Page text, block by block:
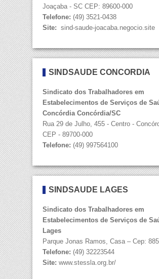
Joaçaba - SC CEP: 89600-000
Telefone: ​​(49) 3521-0438
Site: ​​ sind-saude-joacaba.negocio.site
SINDSAÚDE CONCÓRDIA
Sindicato dos Trabalhadores em
Estabelecimentos de Serviços de
Concórdia Concórdia/SC
Rua 29 de Julho, 455 - Centro -
CEP - 89700-000
Telefone: (49) 997564100
SINDSAÚDE LAGES
Sindicato dos Trabalhadores em
Estabelecimentos de Serviços de
Lages
Parque Jonas Ramos, Casa – Cep:
Telefone: (49) 32223544
Site: www.stessla.org.br/